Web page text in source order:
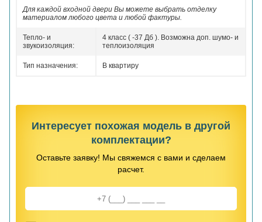
Для каждой входной двери Вы можете выбрать отделку
материалом любого цвета и любой фактуры.
Тепло- и
звукоизоляция:
4 класс ( -37 Дб ). Возможна доп. шумо- и
теплоизоляция
Тип назначения: В квартиру
Интересует похожая модель в другой
комплектации?
Оставьте заявку! Мы свяжемся с вами и сделаем
расчет.